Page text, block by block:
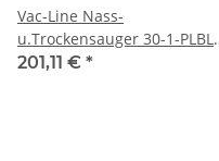
Vac-Line Nass-
u.Trockensauger 30-1-PLBL
30 Liter
201,11 € *